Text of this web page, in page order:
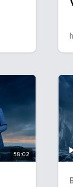
58:02